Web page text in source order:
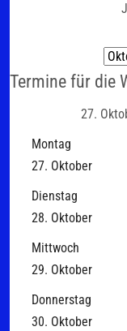
Termine für die
27.
Montag
27. Oktober
Dienstag
28. Oktober
Mittwoch
29. Oktober
Donnerstag
30. Oktober